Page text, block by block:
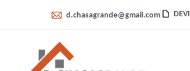
d.chasagrande@gmail.com